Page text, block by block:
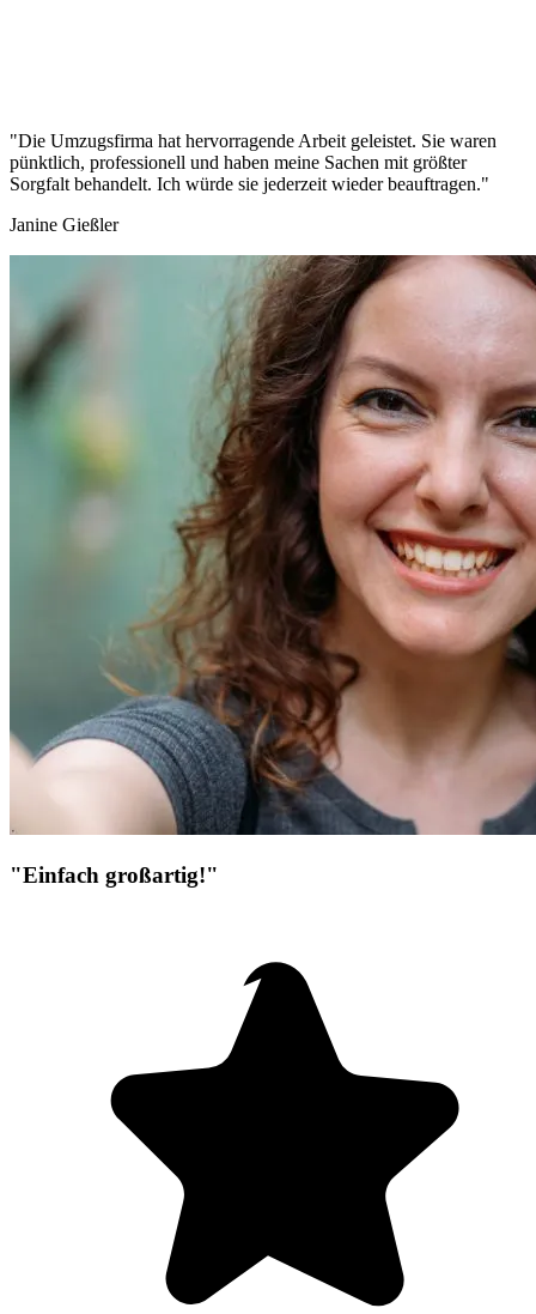
"Die Umzugsfirma hat hervorragende Arbeit geleistet. Sie waren
pünktlich, professionell und haben meine Sachen mit größter
Sorgfalt behandelt. Ich würde sie jederzeit wieder beauftragen."
Janine Gießler
"Einfach großartig!"